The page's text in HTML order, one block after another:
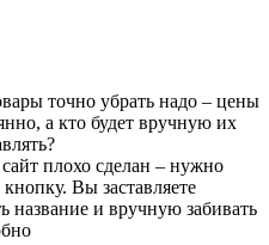
точно убрать надо – цены
а кто будет вручную их
плохо сделан – нужно
Вы заставляете
название и вручную забивать